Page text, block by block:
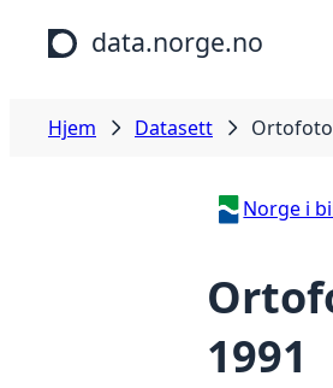
Hopp til hovedinnhold
data.norge.no
Hjem Datasett Ortofoto
Norge i
1991